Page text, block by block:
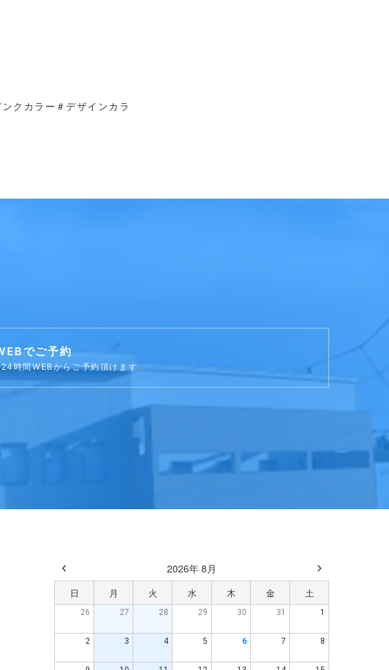
クカラー＃デザインカラ
でご予約
時間WEBからご予約頂けます
2026年 8月
日 月 火 水 木 金 土
26 27 28 29 30 31 1
2 3 4 5 6 7 8